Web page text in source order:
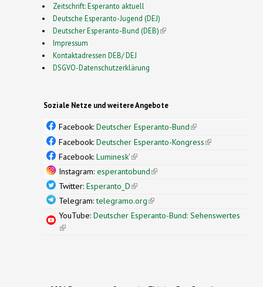
Zeitschrift: Esperanto aktuell
Deutsche Esperanto-Jugend (DEJ)
Deutscher Esperanto-Bund (DEB)(link is external)
Impressum
Kontaktadressen DEB/ DEJ
DSGVO-Datenschutzerklärung
Soziale Netze und weitere Angebote
Facebook: Deutscher Esperanto-Bund(link is
external)
Facebook: Deutscher Esperanto-Kongress(link is
Facebook: Luminesk'(link is external)
Instagram: esperantobund(link is external)
Twitter: Esperanto_D(link is external)
Telegram:telegramo.org(link is external)
YouTube: Deutscher Esperanto-Bund: Sehenswertes
(link is external)